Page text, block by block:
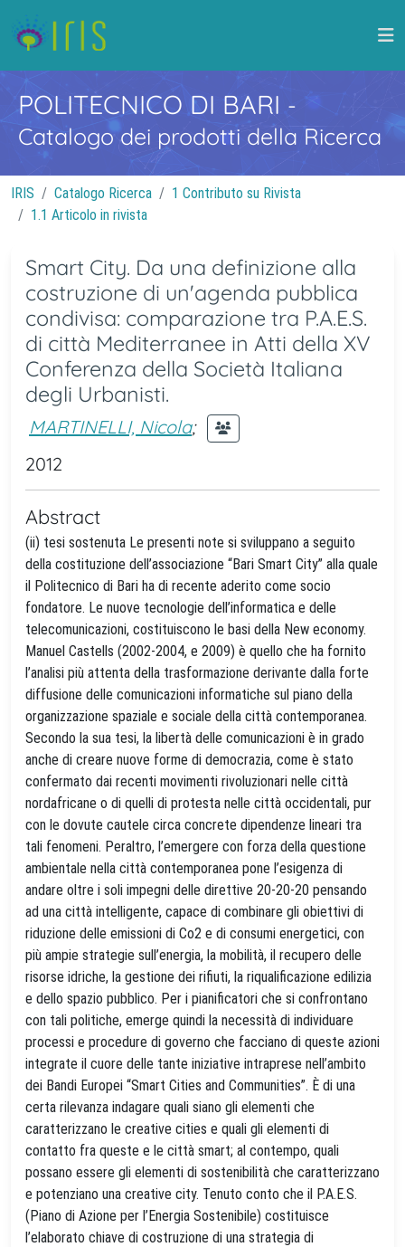
POLITECNICO DI BARI -
Catalogo dei prodotti della Ricerca
IRIS Catalogo Ricerca
1 Contributo su Rivista
1.1 Articolo in rivista
Smart City. Da una definizione alla
costruzione di un'agenda pubblica
condivisa: comparazione tra P.A.E.S.
di città Mediterranee in Atti della XV
Conferenza della Società Italiana
degli Urbanisti.
MARTINELLI, Nicola;
2012
Abstract
(ii) tesi sostenuta Le presenti note si sviluppano a seguito
della costituzione dell’associazione “Bari Smart City” alla quale
il Politecnico di Bari ha di recente aderito come socio
fondatore. Le nuove tecnologie dell’informatica e delle
telecomunicazioni, costituiscono le basi della New economy.
Manuel Castells (2002-2004, e 2009) è quello che ha fornito
l’analisi più attenta della trasformazione derivante dalla forte
diffusione delle comunicazioni informatiche sul piano della
organizzazione spaziale e sociale della città contemporanea.
Secondo la sua tesi, la libertà delle comunicazioni è in grado
anche di creare nuove forme di democrazia, come è stato
confermato dai recenti movimenti rivoluzionari nelle città
nordafricane o di quelli di protesta nelle città occidentali, pur
con le dovute cautele circa concrete dipendenze lineari tra
tali fenomeni. Peraltro, l’emergere con forza della questione
ambientale nella città contemporanea pone l’esigenza di
andare oltre i soli impegni delle direttive 20-20-20 pensando
ad una città intelligente, capace di combinare gli obiettivi di
riduzione delle emissioni di Co2 e di consumi energetici, con
più ampie strategie sull’energia, la mobilità, il recupero delle
risorse idriche, la gestione dei rifiuti, la riqualificazione edilizia
e dello spazio pubblico. Per i pianificatori che si confrontano
con tali politiche, emerge quindi la necessità di individuare
processi e procedure di governo che facciano di queste azioni
integrate il cuore delle tante iniziative intraprese nell’ambito
dei Bandi Europei “Smart Cities and Communities”. È di una
certa rilevanza indagare quali siano gli elementi che
caratterizzano le creative cities e quali gli elementi di
contatto fra queste e le città smart; al contempo, quali
possano essere gli elementi di sostenibilità che caratterizzano
e potenziano una creative city. Tenuto conto che il P.A.E.S.
(Piano di Azione per l’Energia Sostenibile) costituisce
l’elaborato chiave di costruzione di una strategia di